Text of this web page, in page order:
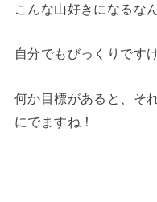
こんな山好きになるな
自分でもびっくりですけ
何か目標があると、そ
にでますね！